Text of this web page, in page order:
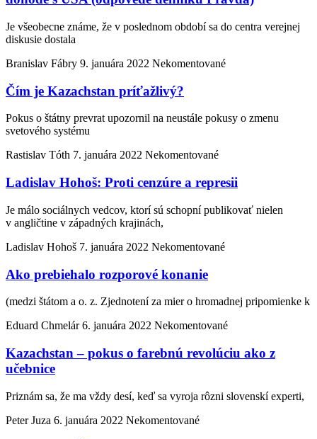
Je všeobecne známe, že v poslednom období sa do centra verejnej
diskusie dostala
Branislav Fábry 9. januára 2022 Nekomentované
Čím je Kazachstan príťažlivý?
Pokus o štátny prevrat upozornil na neustále pokusy o zmenu
svetového systému
Rastislav Tóth 7. januára 2022 Nekomentované
Ladislav Hohoš: Proti cenzúre a represii
Je málo sociálnych vedcov, ktorí sú schopní publikovať nielen
v angličtine v západných krajinách,
Ladislav Hohoš 7. januára 2022 Nekomentované
Ako prebiehalo rozporové konanie
(medzi štátom a o. z. Zjednotení za mier o hromadnej pripomienke k
Eduard Chmelár6. januára 2022 Nekomentované
Kazachstan – pokus o farebnú revolúciu ako z
učebnice
Priznám sa, že ma vždy desí, keď sa vyroja rôzni slovenskí experti,
Peter Juza 6. januára 2022 Nekomentované